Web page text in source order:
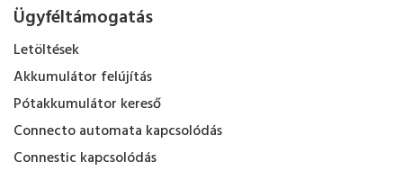
Ügyféltámogatás
Letöltések
Akkumulátor felújítás
Pótakkumulátor kereső
Connecto automata kapcsolódás
Connestic kapcsolódás